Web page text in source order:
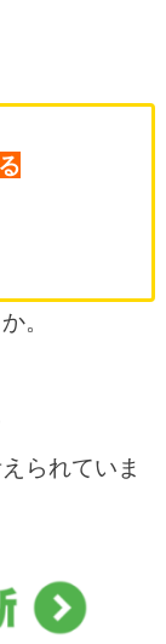
。
られていま